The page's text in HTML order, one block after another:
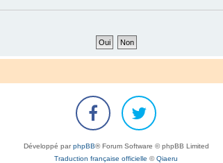
Développé parphpBB® Forum Software © phpBB Limited
Traduction française officielle ©Qiaeru